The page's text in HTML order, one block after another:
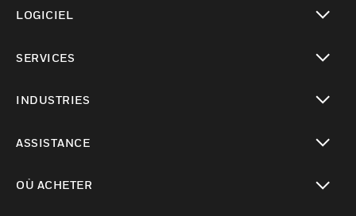
LOGICIEL
SERVICES
INDUSTRIES
ASSISTANCE
OÙ ACHETER